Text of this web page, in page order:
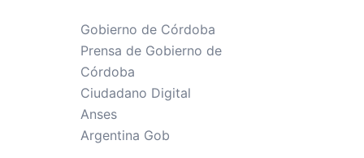
Gobierno de Córdoba
Prensa de Gobierno de
Córdoba
Ciudadano Digital
Anses
Argentina Gob